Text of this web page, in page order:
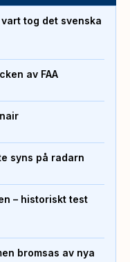
tog det svenska
av FAA
syns på radarn
– historiskt test
bromsas av nya